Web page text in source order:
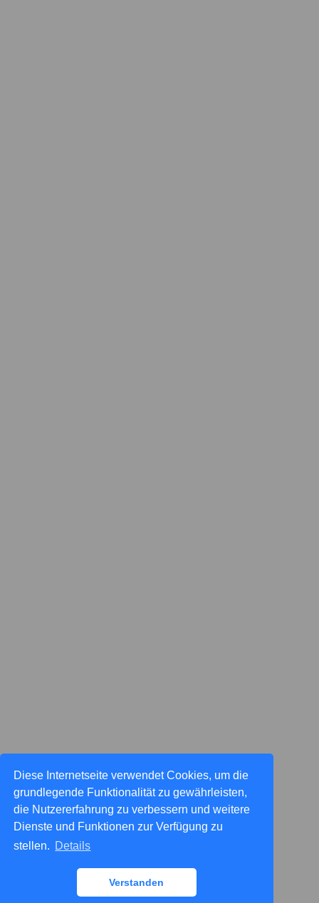
Diese Internetseite verwendet Cookies, um die
grundlegende Funktionalität zu gewährleisten,
die Nutzererfahrung zu verbessern und weitere
Dienste und Funktionen zur Verfügung zu
stellen. Details
Verstanden